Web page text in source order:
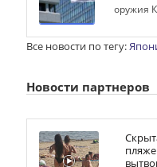
оружия
Все новости по тегу:
Новости партнеров